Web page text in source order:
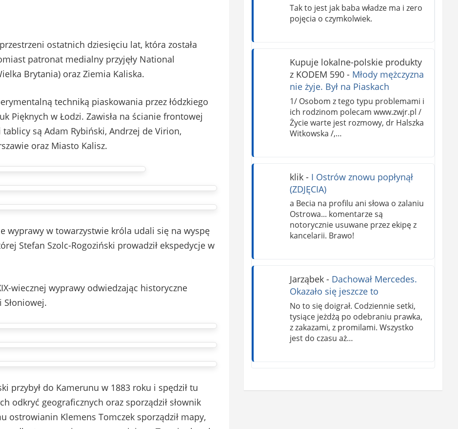
ostatnich dziesięciu lat, która została
patronat medialny przyjęły National
Brytania) oraz Ziemia Kaliska.
techniką piaskowania przez łódzkiego
Pięknych w Łodzi. Zawisła na ścianie frontowej
są Adam Rybiński, Andrzej de Virion,
oraz Miasto Kalisz.
wyprawy w towarzystwie króla udali się na wyspę
Stefan Szolc-Rogoziński prowadził ekspedycje w
wiecznej wyprawy odwiedzając historyczne
przybył do Kamerunu w 1883 roku i spędził tu
odkryć geograficznych oraz sporządził słownik
ostrowianin Klemens Tomczek sporządził mapy,
Tak to jest jak baba władze ma i zero
pojęcia o czymkolwiek.
Kupuje lokalne-polskie produkty
z KODEM 590- Młody mężczyzna
nie żyje. Był na Piaskach
1/ Osobom z tego typu problemami i
ich rodzinom polecam www.zwjr.pl /
Życie warte jest rozmowy, dr Halszka
Witkowska /,…
klik- I Ostrów znowu popłynął
(ZDJĘCIA)
a Becia na profilu ani słowa o zalaniu
Ostrowa... komentarze są
notorycznie usuwane przez ekipę z
kancelarii. Brawo!
Jarząbek- Dachował Mercedes.
Okazało się jeszcze to
No to się doigrał. Codziennie setki,
tysiące jeżdżą po odebraniu prawka,
z zakazami, z promilami. Wszystko
jest do czasu aż…